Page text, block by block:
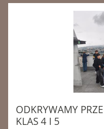
ODKRYWAMY
KLAS 4 I 5